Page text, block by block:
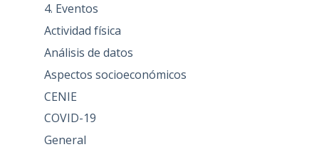
4. Eventos
Actividad física
Análisis de datos
Aspectos socioeconómicos
CENIE
COVID-19
General